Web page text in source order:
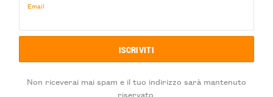
Email
Non riceverai mai spam e il tuo indirizzo sarà mantenuto
riservato.